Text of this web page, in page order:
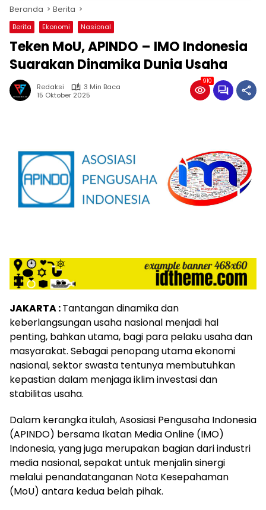
Beranda Berita
Berita Ekonomi Nasional
Teken MoU, APINDO – IMO Indonesia
Suarakan Dinamika Dunia Usaha
Redaksi
3 Min Baca
15 Oktober 2025
910
JAKARTA :Tantangan dinamika dan
keberlangsungan usaha nasional menjadi hal
penting, bahkan utama, bagi para pelaku usaha dan
masyarakat. Sebagai penopang utama ekonomi
nasional, sektor swasta tentunya membutuhkan
kepastian dalam menjaga iklim investasi dan
stabilitas usaha.
Dalam kerangka itulah, Asosiasi Pengusaha Indonesia
(APINDO) bersama Ikatan Media Online (IMO)
Indonesia, yang juga merupakan bagian dari industri
media nasional, sepakat untuk menjalin sinergi
melalui penandatanganan Nota Kesepahaman
(MoU) antara kedua belah pihak.